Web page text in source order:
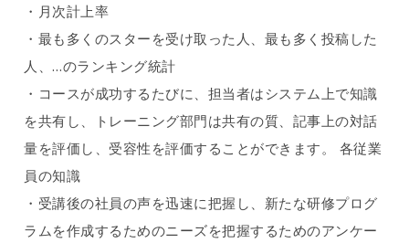
・月次計上率
・最も多くのスターを受け取った人、最も多く投稿した
人、…のランキング統計
・コースが成功するたびに、担当者はシステム上で知識
を共有し、トレーニング部門は共有の質、記事上の対話
量を評価し、受容性を評価することができます。 各従業
員の知識
・受講後の社員の声を迅速に把握し、新たな研修プログ
ラムを作成するためのニーズを把握するためのアンケー